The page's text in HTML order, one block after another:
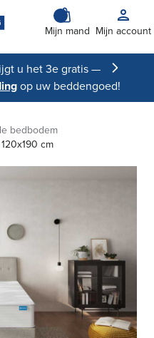
Mijn mand Mijn account
u het 3e gratis —
op uw beddengoed!
bedbodem
cm